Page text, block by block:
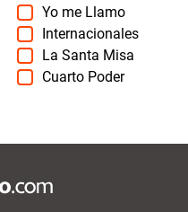
Yo me Llamo
Internacionales
La Santa Misa
Cuarto Poder